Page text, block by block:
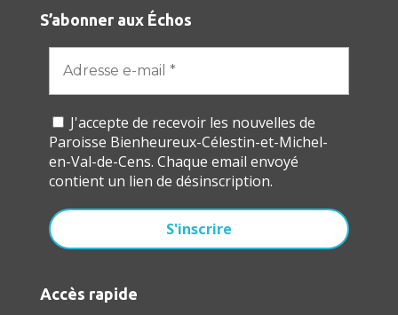
S’abonner aux Échos
J'accepte de recevoir les nouvelles de
Paroisse Bienheureux-Célestin-et-Michel-
en-Val-de-Cens. Chaque email envoyé
contient un lien de désinscription.
Accès rapide